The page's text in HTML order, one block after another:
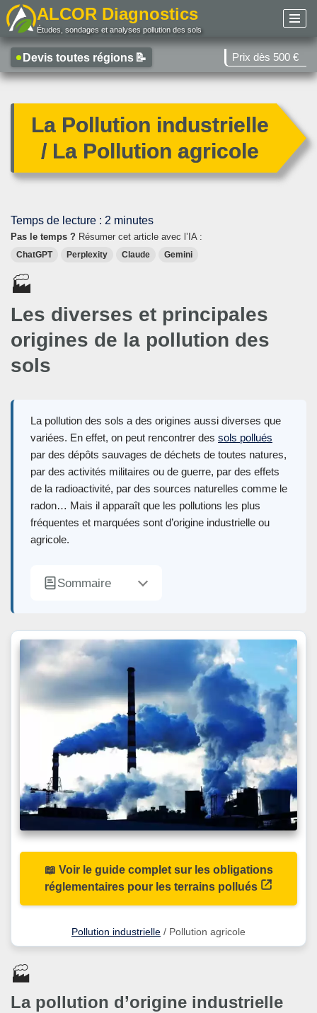
au
contenu
ALCOR Diagnostics
Études, sondages et analyses pollution des sols
Devis toutes régions 📝 Prix dès 500 €
La Pollution industrielle
/ La Pollution agricole
Temps de lecture : 2 minutes
Pas le temps ? Résumer cet article avec l’IA :
ChatGPT Perplexity Claude Gemini
🏭
Les diverses et principales
origines de la pollution des
sols
La pollution des sols a des origines aussi diverses que
variées. En effet, on peut rencontrer des sols pollués
par des dépôts sauvages de déchets de toutes natures,
par des activités militaires ou de guerre, par des effets
de la radioactivité, par des sources naturelles comme le
radon… Mais il apparaît que les pollutions les plus
fréquentes et marquées sont d’origine industrielle ou
agricole.
Sommaire
📖 Voir le guide complet sur les obligations
réglementaires pour les terrains pollués
Pollution industrielle / Pollution agricole
🏭
La pollution d’origine industrielle